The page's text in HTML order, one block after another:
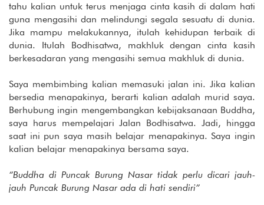
tahu kalian untuk terus menjaga cinta kasih di dalam hati
guna mengasihi dan melindungi segala sesuatu di dunia.
Jika mampu melakukannya, itulah kehidupan terbaik di
dunia. Itulah Bodhisatwa, makhluk dengan cinta kasih
berkesadaran yang mengasihi semua makhluk di dunia.
Saya membimbing kalian memasuki jalan ini. Jika kalian
bersedia menapakinya, berarti kalian adalah murid saya.
Berhubung ingin mengembangkan kebijaksanaan Buddha,
saya harus mempelajari Jalan Bodhisatwa. Jadi, hingga
saat ini pun saya masih belajar menapakinya. Saya ingin
kalian belajar menapakinya bersama saya.
“Buddha di Puncak Burung Nasar tidak perlu dicari jauh-
jauh Puncak Burung Nasar ada di hati sendiri”